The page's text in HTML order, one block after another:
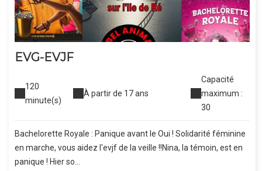
EVG-EVJF
120
minute(s)
À partir de 17 ans
Capacité
maximum :
30
Bachelorette Royale : Panique avant le Oui ! Solidarité féminine
en marche, vous aidez l'evjf de la veille !!Nina, la témoin, est en
panique ! Hier so...